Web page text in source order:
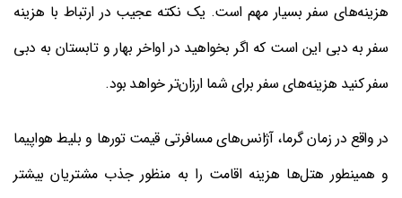
هزینه‌های سفر بسیار مهم است. یک نکته عجیب در ارتباط با هزینه
سفر به دبی این است که اگر بخواهید در اواخر بهار و تابستان به دبی
سفر کنید هزینه‌های سفر برای شما ارزان‌تر خواهد بود.
در واقع در زمان گرما، آژانس‌های مسافرتی قیمت تورها و بلیط هواپیما
و همینطور هتل‌ها هزینه اقامت را به منظور جذب مشتریان بیشتر